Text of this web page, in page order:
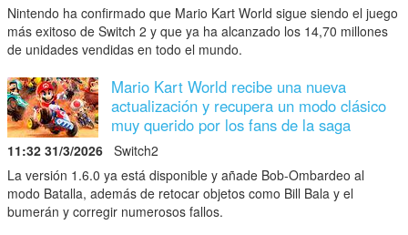
Nintendo ha confirmado que Mario Kart World sigue siendo el juego
más exitoso de Switch 2 y que ya ha alcanzado los 14,70 millones
de unidades vendidas en todo el mundo.
Mario Kart World recibe una nueva
actualización y recupera un modo clásico
muy querido por los fans de la saga
11:32 31/3/2026
Switch2
La versión 1.6.0 ya está disponible y añade Bob-Ombardeo al
modo Batalla, además de retocar objetos como Bill Bala y el
bumerán y corregir numerosos fallos.